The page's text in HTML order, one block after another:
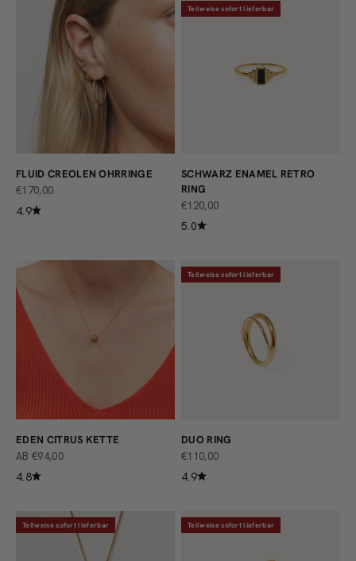
FLUID CREOLEN OHRRINGE
ANGEBOT
€170,00
4.9
Teilweise sofort lieferbar
SCHWARZ ENAMEL RETRO
RING
ANGEBOT
€120,00
5.0
EDEN CITRUS KETTE
ANGEBOT
AB €94,00
4.8
Teilweise sofort lieferbar
DUO RING
ANGEBOT
€110,00
4.9
Teilweise sofort lieferbar Teilweise sofort lieferbar